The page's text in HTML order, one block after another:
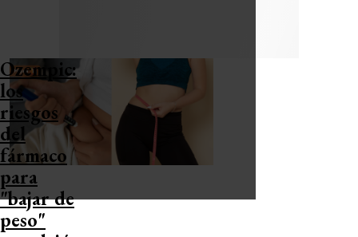
Ozempic:
los
riesgos
del
fármaco
para
"bajar de
peso"